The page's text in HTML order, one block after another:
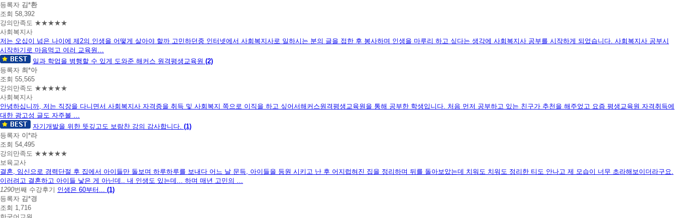
등록자 김*환
조회 58,392
강의만족도 ★★★★★
사회복지사
저는 오십이 넘은 나이에 제2의 인생을 어떻게 살아야 할까 고민하던중 인터넷에서 사회복지사로 일하시는 분의 글을 접한 후 봉사하며 인생을 마루리 하고 싶다는 생각에 사회복지사 공부를 시작하게 되었습니다. 사회복지사 공부시
시작하기로 마음먹고 여러 교육원…
일과 학업을 병행할 수 있게 도와준 해커스 원격평생교육원 (2)
등록자 최*아
조회 55,565
강의만족도 ★★★★★
사회복지사
안녕하십니까, 저는 직장을 다니면서 사회복지사 자격증을 취득 및 사회복지 쪽으로 이직을 하고 싶어서해커스원격평생교육원을 통해 공부한 학생입니다. 처음 먼저 공부하고 있는 친구가 추천을 해주었고 요즘 평생교육원 자격취득에
대한 광고성 글도 자주볼 …
자기개발을 위한 뜻깊고도 보람찬 강의 감사합니다. (1)
등록자 이*라
조회 54,495
강의만족도 ★★★★★
보육교사
결혼, 임신으로 경력단절 후 집에서 아이들만 돌보며 하루하루를 보내다 어느 날 문득, 아이들을 등원 시키고 난 후 어지럽혀진 집을 정리하며 뒤를 돌아보았는데 치워도 치워도 정리한 티도 안나고 제 모습이 너무 초라해보이더라구요.
이러려고 결혼하고 아이들 낳은 게 아닌데.. 내 인생도 있는데... 하며 매년 고민의 …
1290번째 수강후기 인생은 60부터... (1)
등록자 김*경
조회 1,716